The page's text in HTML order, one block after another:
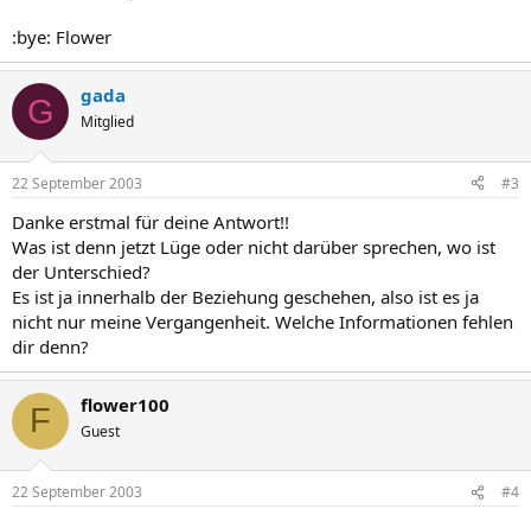
:bye: Flower
G gada
Mitglied
22 September 2003 #3
Danke erstmal für deine Antwort!!
Was ist denn jetzt Lüge oder nicht darüber sprechen, wo ist
der Unterschied?
Es ist ja innerhalb der Beziehung geschehen, also ist es ja
nicht nur meine Vergangenheit. Welche Informationen fehlen
dir denn?
F flower100
Guest
22 September 2003 #4